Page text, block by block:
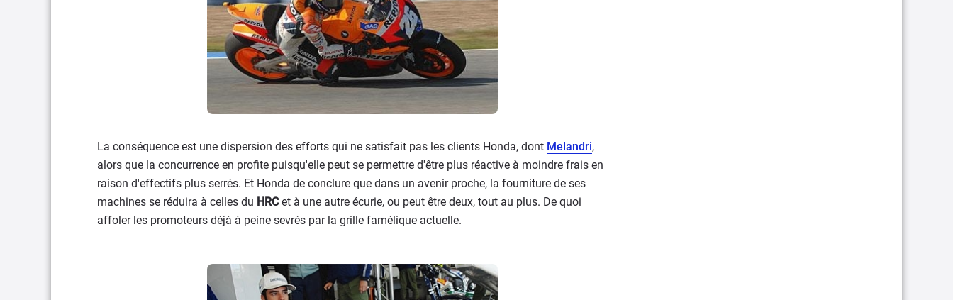
La conséquence est une dispersion des efforts qui ne satisfait pas les clients Honda, dont Melandri,
alors que la concurrence en profite puisqu'elle peut se permettre d'être plus réactive à moindre frais en
raison d'effectifs plus serrés. Et Honda de conclure que dans un avenir proche, la fourniture de ses
machines se réduira à celles du HRCet à une autre écurie, ou peut être deux, tout au plus. De quoi
affoler les promoteurs déjà à peine sevrés par la grille famélique actuelle.